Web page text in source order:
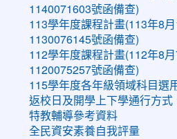
1140071603號函備查)
113學年度課程計畫(113年8
1130076145號函備查)
112學年度課程計畫(112年8
1120075257號函備查)
115學年度各年級領域科目選
返校日及開學上下學通行方式
特教輔導參考資料
全民資安素養自我評量